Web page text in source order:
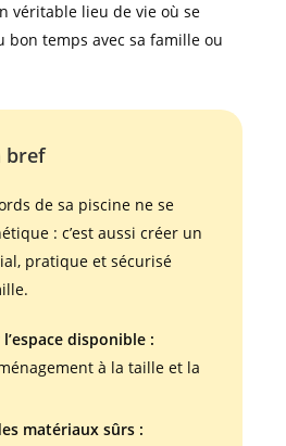
véritable lieu de vie où se
bon temps avec sa famille ou
bref
de sa piscine ne se
: c’est aussi créer un
pratique et sécurisé
disponible :
à la taille et la
matériaux sûrs :